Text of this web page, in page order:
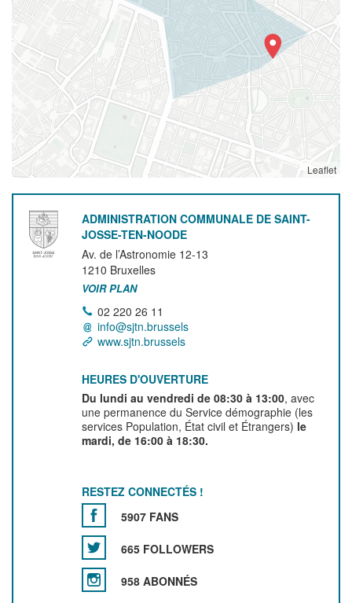
Leaflet
ADMINISTRATION COMMUNALE DE SAINT-
JOSSE-TEN-NOODE
Av. de l’Astronomie 12-13
1210 Bruxelles
VOIR PLAN
02 220 26 11
info@sjtn.brussels
www.sjtn.brussels
HEURES D'OUVERTURE
Du lundi au vendredi de 08:30 à 13:00, avec
une permanence du Service démographie (les
services Population, État civil et Étrangers) le
mardi, de 16:00 à 18:30.
RESTEZ CONNECTÉS !
5907 FANS
665 FOLLOWERS
958 ABONNÉS